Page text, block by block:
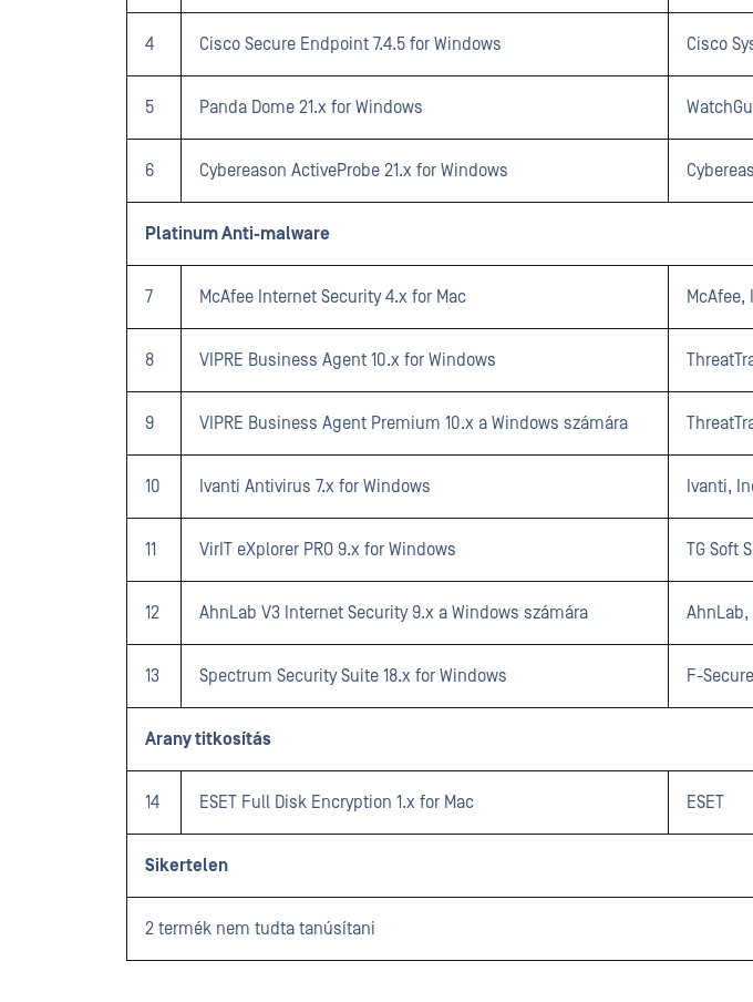
4 Cisco Secure Endpoint 7.4.5 for Windows Cisco
5 Panda Dome 21.x for Windows
6 Cybereason ActiveProbe 21.x for Windows
Platinum Anti-malware
7 McAfee Internet Security 4.x for Mac McAfee,
8 VIPRE Business Agent 10.x for Windows
9 VIPRE Business Agent Premium 10.x a Windows számára
10 Ivanti Antivirus 7.x for Windows Ivanti,
11 VirIT eXplorer PRO 9.x for Windows TG Soft
12 AhnLab V3 Internet Security 9.x a Windows számára AhnLab,
13 Spectrum Security Suite 18.x for Windows F-
Arany titkosítás
14 ESET Full Disk Encryption 1.x for Mac ESET
Sikertelen
2 termék nem tudta tanúsítani